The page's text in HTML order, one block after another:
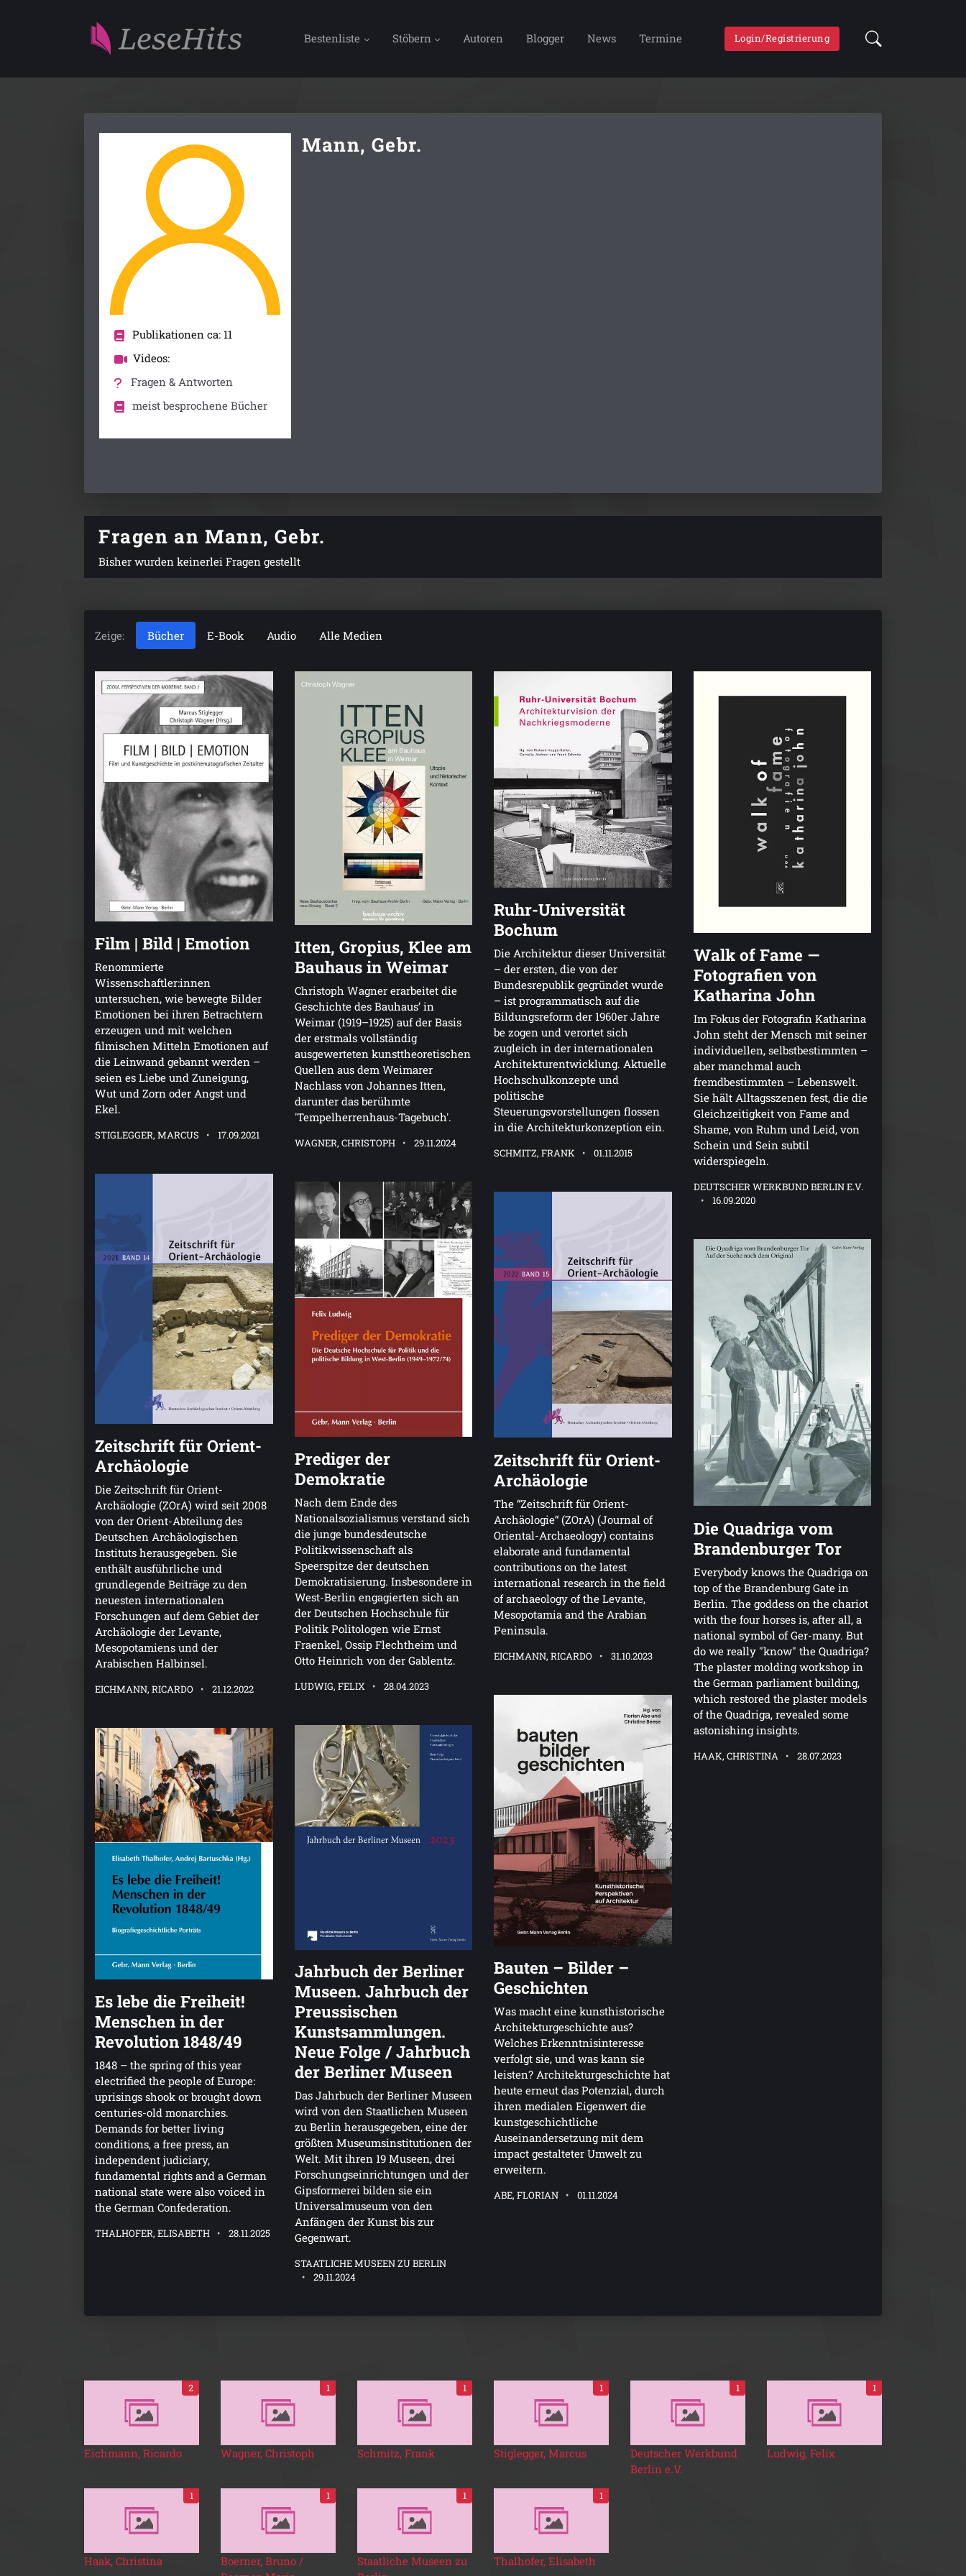
Bestenliste Stöbern Autoren Blogger News Termine Login/Registrierung
Publikationen ca: 11
Videos:
Fragen & Antworten
meist besprochene Bücher
Mann, Gebr.
Fragen an Mann, Gebr.
Bisher wurden keinerlei Fragen gestellt
Zeige: Bücher E-Book Audio Alle Medien
Film | Bild | Emotion
Renommierte
Wissenschaftler:innen
untersuchen, wie bewegte Bilder
Emotionen bei ihren Betrachtern
erzeugen und mit welchen
filmischen Mitteln Emotionen auf
die Leinwand gebannt werden –
seien es Liebe und Zuneigung,
Wut und Zorn oder Angst und
Ekel.
STIGLEGGER, MARCUS 17.09.2021
Itten, Gropius, Klee am
Bauhaus in Weimar
Christoph Wagner erarbeitet die
Geschichte des Bauhaus’ in
Weimar (1919–1925) auf der Basis
der erstmals vollständig
ausgewerteten kunsttheoretischen
Quellen aus dem Weimarer
Nachlass von Johannes Itten,
darunter das berühmte
'Tempelherrenhaus-Tagebuch'.
WAGNER, CHRISTOPH 29.11.2024
Ruhr-Universität
Bochum
Die Architektur dieser Universität
– der ersten, die von der
Bundesrepublik gegründet wurde
– ist programmatisch auf die
Bildungsreform der 1960er Jahre
be zogen und verortet sich
zugleich in der internationalen
Architekturentwicklung. Aktuelle
Hochschulkonzepte und
politische
Steuerungsvorstellungen flossen
in die Architekturkonzeption ein.
SCHMITZ, FRANK 01.11.2015
Walk of Fame —
Fotografien von
Katharina John
Im Fokus der Fotografin Katharina
John steht der Mensch mit seiner
individuellen, selbstbestimmten –
aber manchmal auch
fremdbestimmten – Lebenswelt.
Sie hält Alltagsszenen fest, die die
Gleichzeitigkeit von Fame and
Shame, von Ruhm und Leid, von
Schein und Sein subtil
widerspiegeln.
DEUTSCHER WERKBUND BERLIN E.V.
16.09.2020
Zeitschrift für Orient-
Archäologie
Die Zeitschrift für Orient-
Archäologie (ZOrA) wird seit 2008
von der Orient-Abteilung des
Deutschen Archäologischen
Instituts herausgegeben. Sie
enthält ausführliche und
grundlegende Beiträge zu den
neuesten internationalen
Forschungen auf dem Gebiet der
Archäologie der Levante,
Mesopotamiens und der
Arabischen Halbinsel.
EICHMANN, RICARDO 21.12.2022
Prediger der
Demokratie
Nach dem Ende des
Nationalsozialismus verstand sich
die junge bundesdeutsche
Politikwissenschaft als
Speerspitze der deutschen
Demokratisierung. Insbesondere in
West-Berlin engagierten sich an
der Deutschen Hochschule für
Politik Politologen wie Ernst
Fraenkel, Ossip Flechtheim und
Otto Heinrich von der Gablentz.
LUDWIG, FELIX 28.04.2023
Zeitschrift für Orient-
Archäologie
The “Zeitschrift für Orient-
Archäologie“ (ZOrA) (Journal of
Oriental-Archaeology) contains
elaborate and fundamental
contributions on the latest
international research in the field
of archaeology of the Levante,
Mesopotamia and the Arabian
Peninsula.
EICHMANN, RICARDO 31.10.2023
Die Quadriga vom
Brandenburger Tor
Everybody knows the Quadriga on
top of the Brandenburg Gate in
Berlin. The goddess on the chariot
with the four horses is, after all, a
national symbol of Ger-many. But
do we really "know" the Quadriga?
The plaster molding workshop in
the German parliament building,
which restored the plaster models
of the Quadriga, revealed some
astonishing insights.
HAAK, CHRISTINA 28.07.2023
Bauten – Bilder –
Geschichten
Was macht eine kunsthistorische
Architekturgeschichte aus?
Welches Erkenntnisinteresse
verfolgt sie, und was kann sie
leisten? Architekturgeschichte hat
heute erneut das Potenzial, durch
ihren medialen Eigenwert die
kunstgeschichtliche
Auseinandersetzung mit dem
impact gestalteter Umwelt zu
erweitern.
ABE, FLORIAN 01.11.2024
Jahrbuch der Berliner
Museen. Jahrbuch der
Preussischen
Kunstsammlungen.
Neue Folge / Jahrbuch
der Berliner Museen
Das Jahrbuch der Berliner Museen
wird von den Staatlichen Museen
zu Berlin herausgegeben, eine der
größten Museumsinstitutionen der
Welt. Mit ihren 19 Museen, drei
Forschungseinrichtungen und der
Gipsformerei bilden sie ein
Universalmuseum von den
Anfängen der Kunst bis zur
Gegenwart.
STAATLICHE MUSEEN ZU BERLIN
29.11.2024
Es lebe die Freiheit!
Menschen in der
Revolution 1848/49
1848 – the spring of this year
electrified the people of Europe:
uprisings shook or brought down
centuries-old monarchies.
Demands for better living
conditions, a free press, an
independent judiciary,
fundamental rights and a German
national state were also voiced in
the German Confederation.
THALHOFER, ELISABETH 28.11.2025
2
Eichmann, Ricardo
1
Wagner, Christoph
1
Schmitz, Frank
1
Stiglegger, Marcus
1
Deutscher Werkbund
Berlin e.V.
1
Ludwig, Felix
1
Haak, Christina
1
Boerner, Bruno /
1
Staatliche Museen zu
1
Thalhofer, Elisabeth